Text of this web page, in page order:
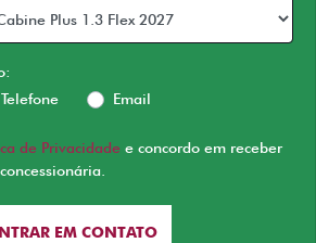
Telefone Email
de Privacidade e concordo em receber
EM CONTATO